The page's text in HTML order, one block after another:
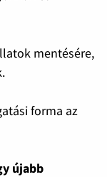
mentésére,
forma az
újabb